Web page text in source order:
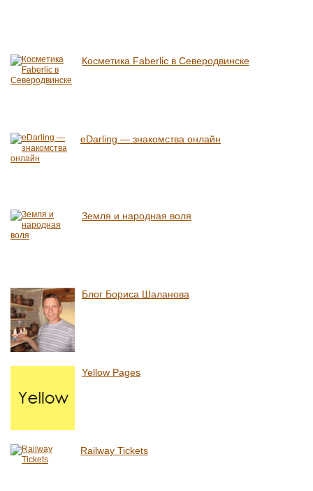
Косметика Faberlic в Северодвинске
eDarling — знакомства онлайн
Земля и народная воля
Блог Бориса Шаланова
Yellow Pages
Railway Tickets